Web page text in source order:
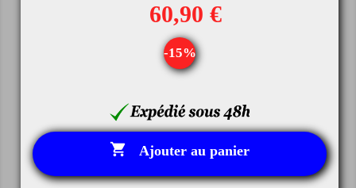
60,90 €
-15%
 Ajouter au panier